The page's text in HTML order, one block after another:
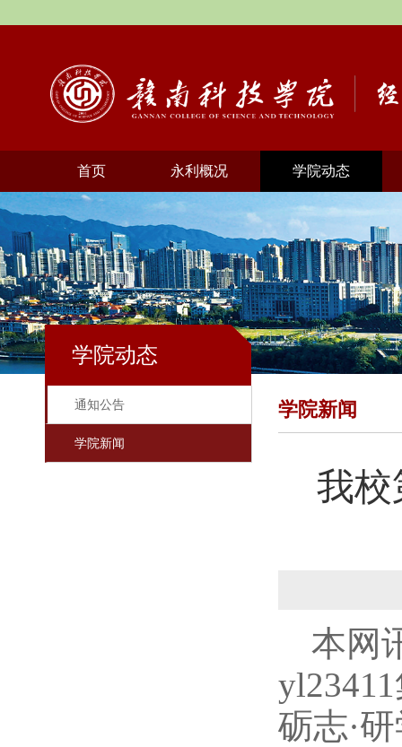
首页 永利概况 学院动态
学院动态
通知公告
学院新闻
学院新闻
我校
本网
砺志·